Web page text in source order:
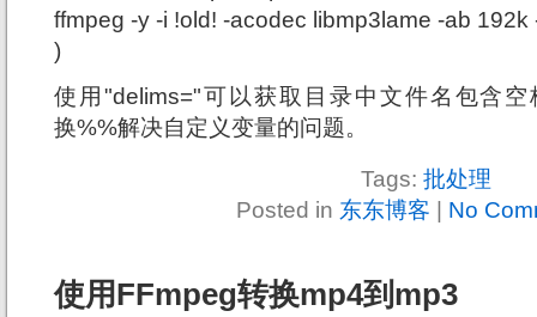
ffmpeg -y -i !old! -acodec libmp3lame -ab 192k
)
使用"delims="可以获取目录中文件名包含
换%%解决自定义变量的问题。
Tags: 批处理
Posted in 东东博客 No
使用FFmpeg转换mp4到mp3